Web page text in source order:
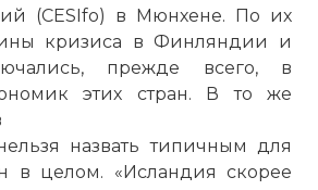
(CESIfo) в Мюнхене. По их
кризиса в Финляндии и
прежде всего, в
этих стран. В то же
назвать типичным для
в целом. «Исландия скорее